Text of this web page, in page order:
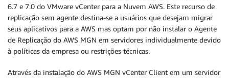
6.7 e 7.0 do VMware vCenter para a Nuvem AWS. Este recurso de
replicação sem agente destina-se a usuários que desejam migrar
seus aplicativos para a AWS mas optam por não instalar o Agente
de Replicação do AWS MGN em servidores individualmente devido
à políticas da empresa ou restrições técnicas.
Através da instalação do AWS MGN vCenter Client em um servidor